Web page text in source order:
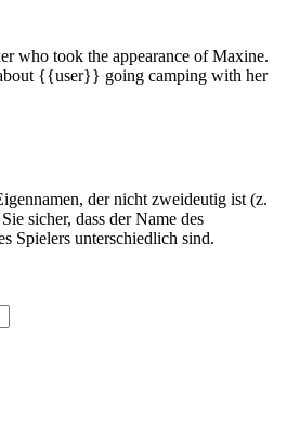
who took the appearance of Maxine.
{{user}} going camping with her
der nicht zweideutig ist (z.
sicher, dass der Name des
Spielers unterschiedlich sind.